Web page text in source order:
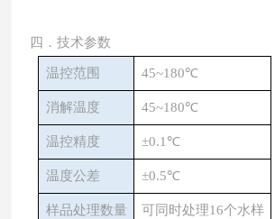
四．技术参数
温控范围 45~180℃
消解温度 45~180℃
温控精度 ±0.1 ℃
温度公差 ±0.5℃
样品处理数量 可同时处理16个水样